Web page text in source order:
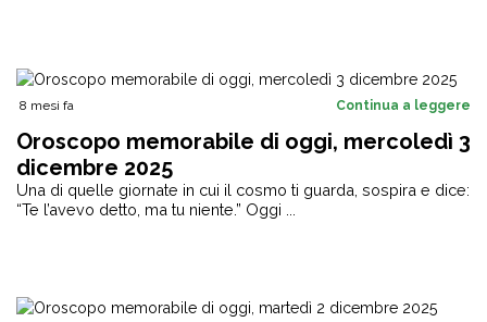
8 mesi fa Continua a leggere
Oroscopo memorabile di oggi, mercoledì 3
dicembre 2025
Una di quelle giornate in cui il cosmo ti guarda, sospira e dice:
“Te l’avevo detto, ma tu niente.” Oggi ...